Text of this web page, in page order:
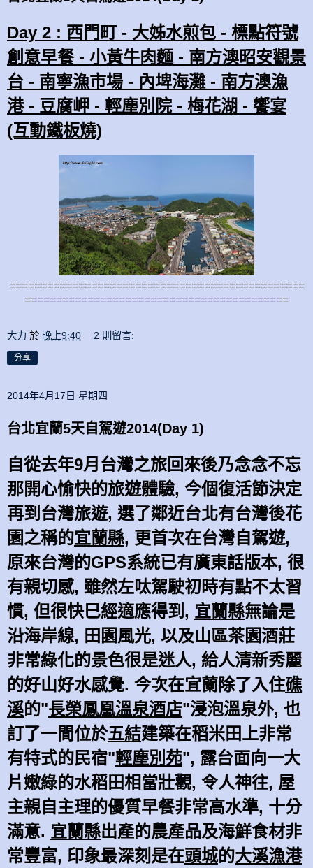
Day 2 : 西門町 - 大姊水煎包 - 標點符號
創意早餐 - 小黃牛肉麵 - 南方澳昭安觀景
台 - 南寧漁市場 - 內埤海灘 - 南方澳漁
港 - 豆腐岬 - 輕塵別院 - 梅花湖 - 饗宴
(互動鐵板燒)
===============================================
==========================================
大力 於 晚上9:40 2 則留言:
分享
2014年4月17日 星期四
台北宜蘭5天自駕遊2014(Day 1)
自從去年9月台灣之旅回來後乃念念不忘
那開心愉快的旅遊體驗, 今個復活節決定
再到台灣旅遊, 選了鄰近台北有台灣後花
園之稱的宜蘭縣, 更首次在台灣自駕遊,
原來台灣的GPS系統已有廣東話版本, 很
有親切感, 雖然左呔駕駛初時有點不太習
慣, 但很快巳經適應得到, 宜蘭縣無論是
沿海岸線, 田園風光, 以及山區茶園酒莊
非常綠化的景色很是迷人, 給人清新秀麗
的好山好水感覺. 今次在宜蘭除了入住礁
溪的"長榮鳳凰溫泉酒店"浸泡溫泉外, 也
訂了一間位於五結建築在稻米田上非常
有特式的民宿"輕塵別苑", 露台面向一大
片嫩綠的水稻田相當壯觀, 令人神往, 屋
主親自主理的優質早餐非常高水準, 十分
滿意. 宜蘭縣出產的農產品及海鮮食材非
常豐富, 印象最深刻是在頭城的大溪漁港